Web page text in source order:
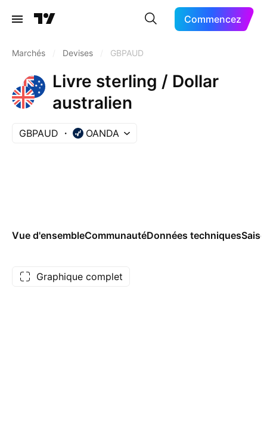
Commencez
Marchés Devises GBPAUD
Livre sterling / Dollar
australien
GBPAUD OANDA
Vue d'ensembleCommunautéDonnées techniques
Graphique complet